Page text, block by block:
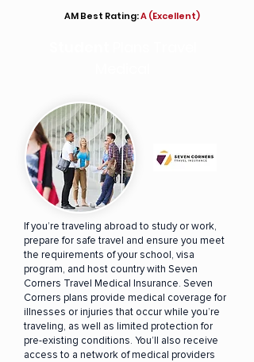
AM Best Rating:A (Excellent)
If you’re traveling abroad to study or work,
prepare for safe travel and ensure you meet
the requirements of your school, visa
program, and host country with Seven
Corners Travel Medical Insurance. Seven
Corners plans provide medical coverage for
illnesses or injuries that occur while you’re
traveling, as well as limited protection for
pre-existing conditions. You’ll also receive
access to a network of medical providers